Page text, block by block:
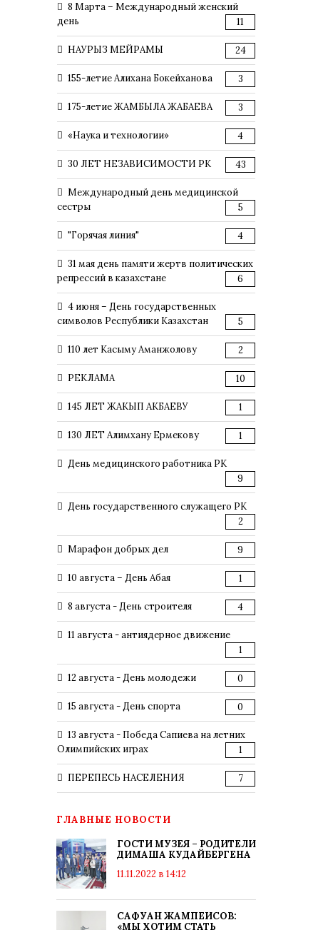
8 Марта – Международный женский
день
11
НАУРЫЗ МЕЙРАМЫ 24
155-летие Алихана Бокейханова 3
175-летие ЖАМБЫЛА ЖАБАЕВА 3
«Наука и технологии» 4
30 ЛЕТ НЕЗАВИСИМОСТИ РК 43
Международный день медицинской
сестры
5
"Горячая линия" 4
31 мая день памяти жертв политических
репрессий в казахстане
6
4 июня – День государственных
символов Республики Казахстан
5
110 лет Касыму Аманжолову 2
РЕКЛАМА 10
145 ЛЕТ ЖАКЫП АКБАЕВУ 1
130 ЛЕТ Алимхану Ермекову 1
День медицинского работника РК
9
День государственного служащего РК
2
Марафон добрых дел 9
10 августа – День Абая 1
8 августа - День строителя 4
11 августа - антиядерное движение
1
12 августа - День молодежи 0
15 августа - День спорта 0
13 августа - Победа Сапиева на летних
Олимпийских играх
1
ПЕРЕПЕСЬ НАСЕЛЕНИЯ 7
ГЛАВНЫЕ НОВОСТИ
ГОСТИ МУЗЕЯ – РОДИТЕЛИ
ДИМАША КУДАЙБЕРГЕНА
11.11.2022 в 14:12
САФУАН ЖАМПЕИСОВ:
«МЫ ХОТИМ СТАТЬ